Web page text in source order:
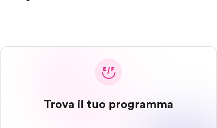
Trova il tuo programma